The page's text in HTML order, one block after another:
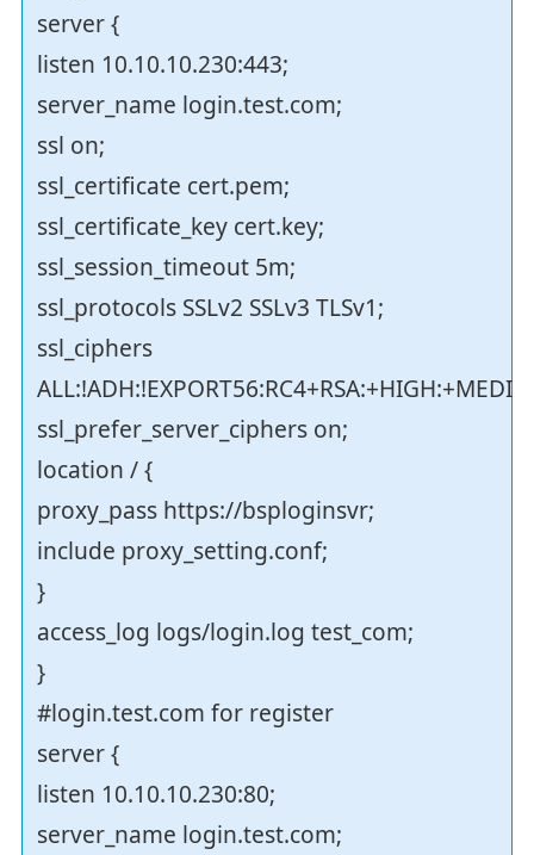
server {
listen 10.10.10.230:443;
server_name login.test.com;
ssl on;
ssl_certificate cert.pem;
ssl_certificate_key cert.key;
ssl_session_timeout 5m;
ssl_protocols SSLv2 SSLv3 TLSv1;
ssl_ciphers
ssl_prefer_server_ciphers on;
location / {
proxy_pass https://bsploginsvr;
include proxy_setting.conf;
}
access_log logs/login.log test_com;
}
#login.test.com for register
server {
listen 10.10.10.230:80;
server_name login.test.com;